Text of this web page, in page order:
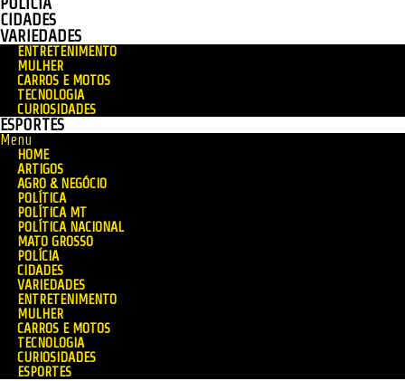
POLÍCIA
CIDADES
VARIEDADES
ENTRETENIMENTO
MULHER
CARROS E MOTOS
TECNOLOGIA
CURIOSIDADES
ESPORTES
Menu
HOME
ARTIGOS
AGRO & NEGÓCIO
POLÍTICA
POLÍTICA MT
POLÍTICA NACIONAL
MATO GROSSO
POLÍCIA
CIDADES
VARIEDADES
ENTRETENIMENTO
MULHER
CARROS E MOTOS
TECNOLOGIA
CURIOSIDADES
ESPORTES